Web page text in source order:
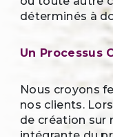
déterminés à
Un Processus
Nous croyons
nos clients.
de création sur